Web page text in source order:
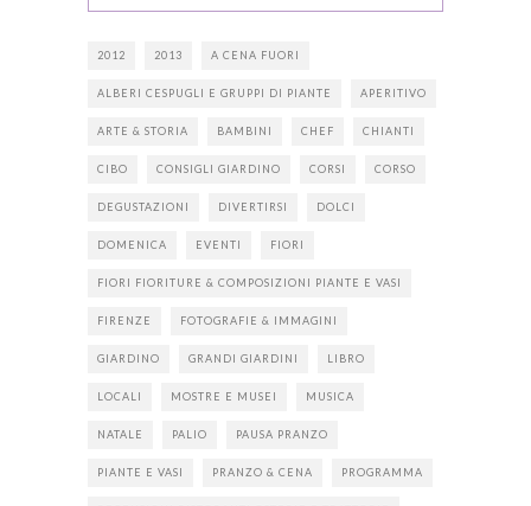
2012 2013 A CENA FUORI
ALBERI CESPUGLI E GRUPPI DI PIANTE APERITIVO
ARTE & STORIA BAMBINI CHEF CHIANTI
CIBO CONSIGLI GIARDINO CORSI CORSO
DEGUSTAZIONI DIVERTIRSI DOLCI
DOMENICA EVENTI FIORI
FIORI FIORITURE & COMPOSIZIONI PIANTE E VASI
FIRENZE FOTOGRAFIE & IMMAGINI
GIARDINO GRANDI GIARDINI LIBRO
LOCALI MOSTRE E MUSEI MUSICA
NATALE PALIO PAUSA PRANZO
PIANTE E VASI PRANZO & CENA PROGRAMMA